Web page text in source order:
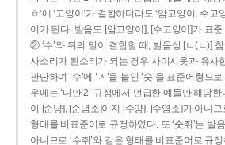
ㅎ’에 ‘고양이’가 결합하더라도 ‘암고양이, 수고
어가 된다. 발음도 [암고양이], [수고양이]가 표
② ‘수’와 뒤의 말이 결합할 때, 발음상 [ㄴ(ㄴ)]
사소리가 된소리가 되는 경우 사이시옷과 유사
판단하여 ‘수’에 ‘ㅅ’을 붙인 ‘숫’을 표준어형으
우에는 ‘다만 2’ 규정에서 언급한 예들만 해당한
이 [순냥], [순념소]이지 [수양], [수염소]가 아니므
형태를 비표준어로 규정하였다. 또 ‘숫쥐’는 발
아니므로 ‘수쥐’와 같은 형태를 비표준어로 규